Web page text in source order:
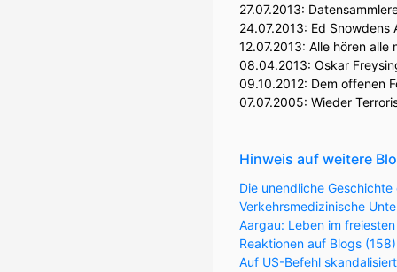
27.07.2013:
24.07.2013: Ed Snowdens
12.07.2013: Alle hören alle
08.04.2013: Oskar
09.10.2012: Dem offenen
07.07.2005: Wieder
Hinweis auf weitere
Die unendliche
Verkehrsmedizinische
Aargau: Leben im
Reaktionen auf Blogs
Auf US-Befehl